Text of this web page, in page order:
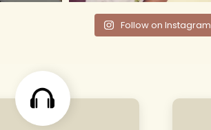
Follow on Instagram